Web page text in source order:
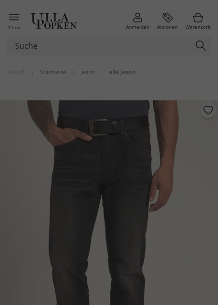
Menü Anmelden Aktionen Warenkorb
| Startseite | Jeans | alle Jeans